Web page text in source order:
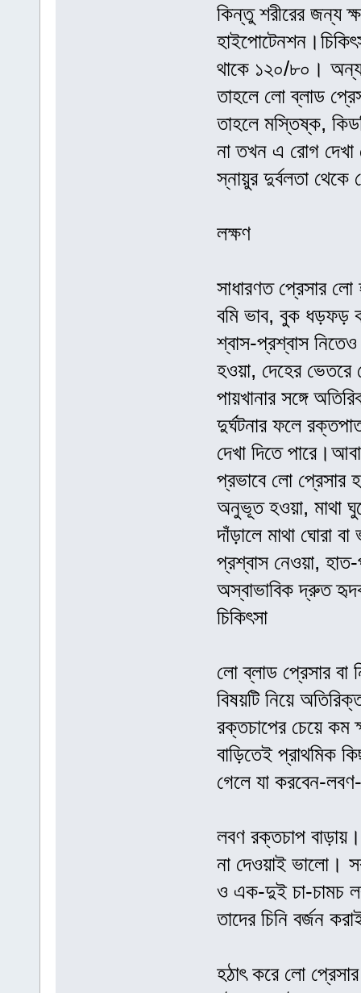
কিন্তু শরীরের জন্য
থাকে ১২০/৮০।
তাহলে লো ব্লাড
তাহলে মস্তিষ্ক,
না তখন এ রোগ
স্নায়ুর দুর্বলতা
লক্ষণ
সাধারণত প্রেসার লো
বমি ভাব, বুক ধড়ফড়
শ্বাস-প্রশ্বাস
হওয়া, দেহের
পায়খানার সঙ্গে
দুর্ঘটনার ফলে
দেখা দিতে
প্রভাবে লো প্রেসার
অনুভূত হওয়া, মাথা
দাঁড়ালে মাথা ঘোরা
প্রশ্বাস নেওয়া,
অস্বাভাবিক দ্রুত
চিকিৎসা
লো ব্লাড প্রেসার
বিষয়টি নিয়ে
রক্তচাপের চেয়ে কম
বাড়িতেই প্রাথমিক
গেলে যা করবেন-লবণ-
লবণ রক্তচাপ
না দেওয়াই ভালো।
ও এক-দুই চা-চামচ
তাদের চিনি বর্জন
হঠাৎ করে লো